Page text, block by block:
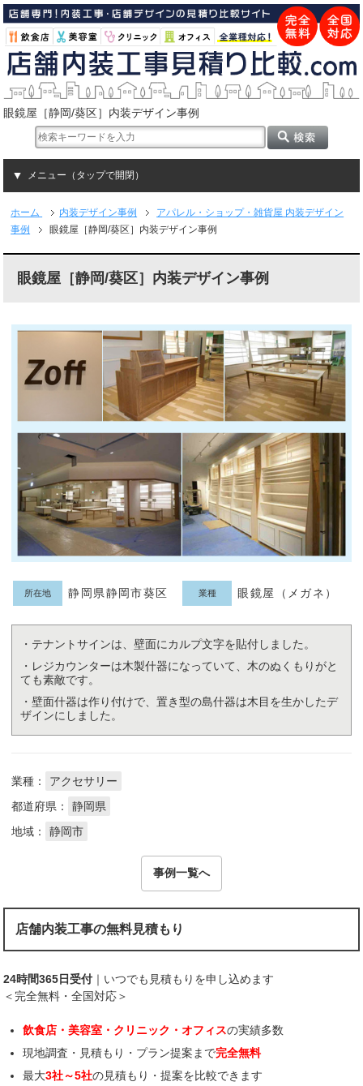
眼鏡屋［静岡/葵区］内装デザイン事例
メニュー（タップで開閉）
ホーム 内装デザイン事例
アパレル・ショップ・雑貨屋 内装デザイン
事例
眼鏡屋［静岡/葵区］内装デザイン事例
眼鏡屋［静岡/葵区］内装デザイン事例
所在地 静岡県静岡市葵区 業種 眼鏡屋（メガネ）
・テナントサインは、壁面にカルプ文字を貼付しました。
・レジカウンターは木製什器になっていて、木のぬくもりがと
ても素敵です。
・壁面什器は作り付けで、置き型の島什器は木目を生かしたデ
ザインにしました。
業種：
アクセサリー
都道府県：
静岡県
地域：
静岡市
事例一覧へ
店舗内装工事の無料見積もり
24時間365日受付 ｜いつでも見積もりを申し込めます
＜完全無料・全国対応＞
飲食店・美容室・クリニック・オフィスの実績多数
現地調査・見積もり・プラン提案まで完全無料
最大3社～5社の見積もり・提案を比較できます